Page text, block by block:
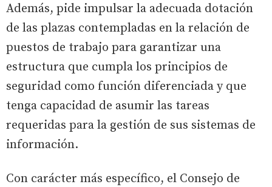
Además, pide impulsar la adecuada dotación
de las plazas contempladas en la relación de
puestos de trabajo para garantizar una
estructura que cumpla los principios de
seguridad como función diferenciada y que
tenga capacidad de asumir las tareas
requeridas para la gestión de sus sistemas de
información.
Con carácter más específico, el Consejo de